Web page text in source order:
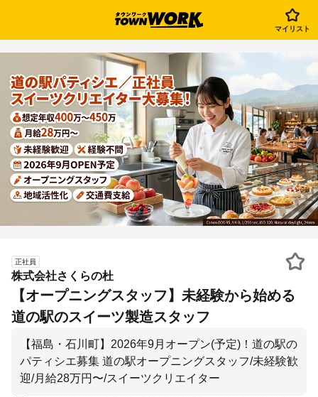
マイリスト
正社員
株式会社さくらの杜
【オープニングスタッフ】未経験から始める
道の駅のスイーツ製造スタッフ
【福島・石川町】2026年9月オープン(予定)！道の駅の
パティシエ募集 道の駅オープニングスタッフ/未経験歓
迎/月給28万円〜/スイーツクリエイター